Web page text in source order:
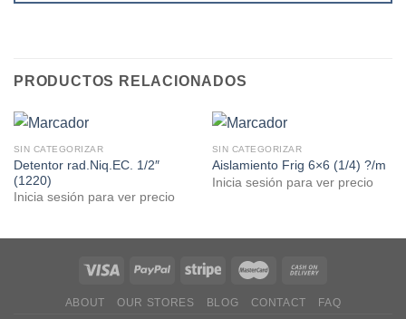
PRODUCTOS RELACIONADOS
SIN CATEGORIZAR
Detentor rad.Niq.EC. 1/2″
(1220)
Inicia sesión para ver precio
SIN CATEGORIZAR
Aislamiento Frig 6×6 (1/4) ?/m
Inicia sesión para ver precio
ABOUT OUR STORES BLOG CONTACT FAQ